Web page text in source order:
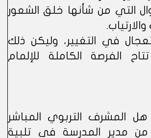
التي من شأنها خلق الشعور
في التغيير، وليكن ذلك
الفرصة الكاملة للإلمام
هل المشرف التربوي المباشر
من مدير المدرسة في تلبية